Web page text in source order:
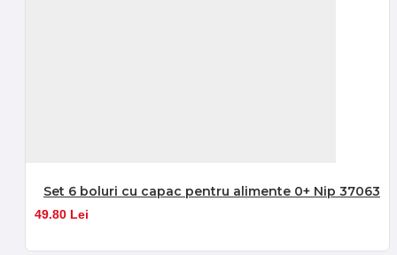
Set 6 boluri cu capac pentru alimente 0+ Nip 37063
49.80 Lei